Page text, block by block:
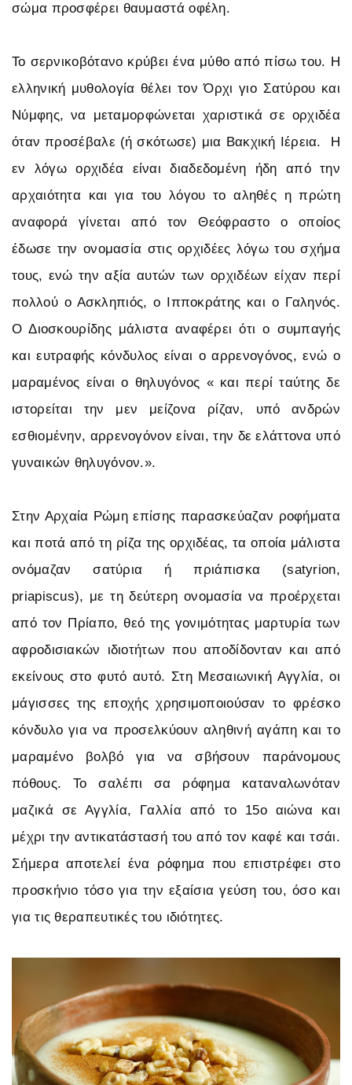
σώμα προσφέρει θαυμαστά οφέλη.
Το σερνικοβότανο κρύβει ένα μύθο από πίσω του. Η
ελληνική μυθολογία θέλει τον Όρχι γιο Σατύρου και
Νύμφης, να μεταμορφώνεται χαριστικά σε ορχιδέα
όταν προσέβαλε (ή σκότωσε) μια Βακχική Ιέρεια. Η
εν λόγω ορχιδέα είναι διαδεδομένη ήδη από την
αρχαιότητα και για του λόγου το αληθές η πρώτη
αναφορά γίνεται από τον Θεόφραστο ο οποίος
έδωσε την ονομασία στις ορχιδέες λόγω του σχήμα
τους, ενώ την αξία αυτών των ορχιδέων είχαν περί
πολλού ο Ασκληπιός, ο Ιπποκράτης και ο Γαληνός.
Ο Διοσκουρίδης μάλιστα αναφέρει ότι ο συμπαγής
και ευτραφής κόνδυλος είναι ο αρρενογόνος, ενώ ο
μαραμένος είναι ο θηλυγόνος « και περί ταύτης δε
ιστορείται την μεν μείζονα ρίζαν, υπό ανδρών
εσθιομένην, αρρενογόνον είναι, την δε ελάττονα υπό
γυναικών θηλυγόνον.».
Στην Αρχαία Ρώμη επίσης παρασκεύαζαν ροφήματα
και ποτά από τη ρίζα της ορχιδέας, τα οποία μάλιστα
ονόμαζαν σατύρια ή πριάπισκα (satyrion,
priapiscus), με τη δεύτερη ονομασία να προέρχεται
από τον Πρίαπο, θεό της γονιμότητας μαρτυρία των
αφροδισιακών ιδιοτήτων που αποδίδονταν και από
εκείνους στο φυτό αυτό. Στη Μεσαιωνική Αγγλία, οι
μάγισσες της εποχής χρησιμοποιούσαν το φρέσκο
κόνδυλο για να προσελκύουν αληθινή αγάπη και το
μαραμένο βολβό για να σβήσουν παράνομους
πόθους. Το σαλέπι σα ρόφημα καταναλωνόταν
μαζικά σε Αγγλία, Γαλλία από το 15ο αιώνα και
μέχρι την αντικατάστασή του από τον καφέ και τσάι.
Σήμερα αποτελεί ένα ρόφημα που επιστρέφει στο
προσκήνιο τόσο για την εξαίσια γεύση του, όσο και
για τις θεραπευτικές του ιδιότητες.